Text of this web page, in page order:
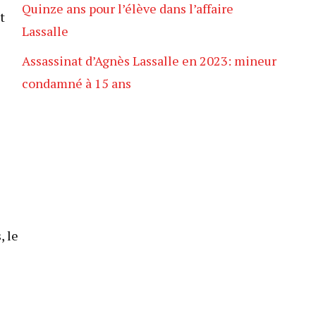
le
Quinze ans pour l’élève dans l’affaire
Lassalle
Assassinat d’Agnès Lassalle en 2023: mineur
condamné à 15 ans